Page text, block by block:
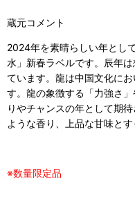
蔵元コメント
2024年を素晴らしい年とし
水」新春ラベルです。辰年
ています。龍は中国文化に
す。龍の象徴する「力強さ
りやチャンスの年として期
ような香り、上品な甘味と
※数量限定品